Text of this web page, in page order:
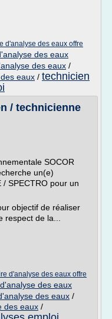
d'analyse des eaux offre
des eaux
des eaux /
eaux / technicien
/ technicienne
SOCOR
un(e)
SPECTRO pour un
objectif de réaliser
de la...
d'analyse des eaux offre
des eaux
des eaux /
des eaux /